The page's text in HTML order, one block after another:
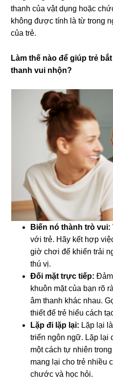
thanh của vật dụng hoặc
không được tính là từ trong
của trẻ.
Làm thế nào để giúp trẻ
thanh vui nhộn?
Biến nó thành trò vui:
với trẻ. Hãy kết hợp
giờ chơi để khiến trải
thú vị.
Đối mặt trực tiếp:
khuôn mặt của bạn rõ
âm thanh khác nhau.
thiết để trẻ hiểu cách
Lặp đi lặp lại: Lặp lại
triển ngôn ngữ. Lặp lại
một cách tự nhiên
mang lại cho trẻ nhiều
chước và học hỏi.